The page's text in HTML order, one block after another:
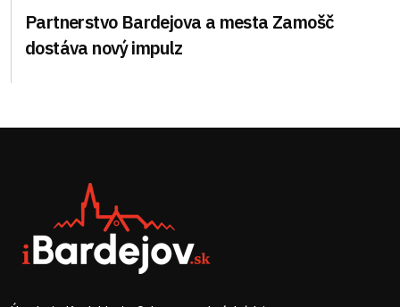
Partnerstvo Bardejova a mesta Zamošč
dostáva nový impulz